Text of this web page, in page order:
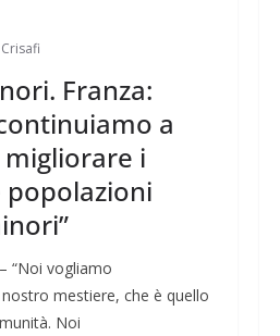
Franza:
a
i
popolazioni
“Noi vogliamo
mestiere, che è quello
Noi